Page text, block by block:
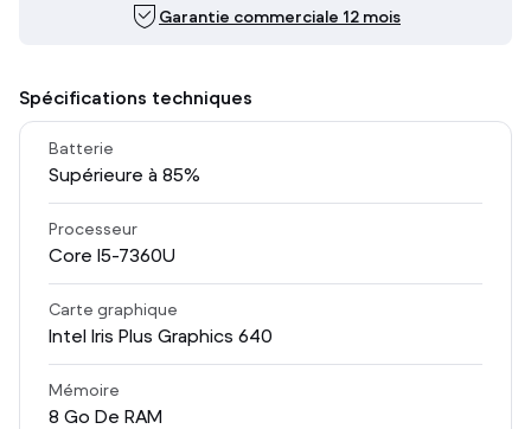
Garantie commerciale 12 mois
Spécifications techniques
Batterie
Supérieure à 85%
Processeur
Core I5-7360U
Carte graphique
Intel Iris Plus Graphics 640
Mémoire
8 Go De RAM